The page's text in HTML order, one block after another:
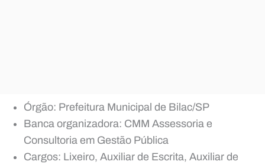
Órgão: Prefeitura Municipal de Bilac/SP
Banca organizadora: CMM Assessoria e
Consultoria em Gestão Pública
Cargos: Lixeiro, Auxiliar de Escrita, Auxiliar de